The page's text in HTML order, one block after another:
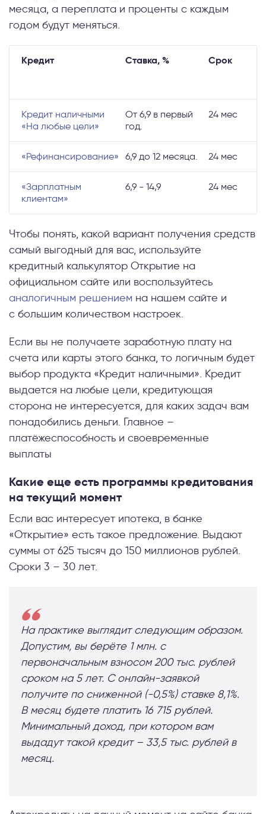
месяца, а переплата и проценты с каждым
годом будут меняться.
Кредит Ставка, % Срок
Кредит наличными
«На любые цели»
От 6,9 в первый
год.
24 мес
«Рефинансирование» 6,9 до 12 месяца. 24 мес
«Зарплатным
клиентам»
6,9 - 14,9 24 мес
Чтобы понять, какой вариант получения средств
самый выгодный для вас, используйте
кредитный калькулятор Открытие на
официальном сайте или воспользуйтесь
аналогичным решением на нашем сайте и
с большим количеством настроек.
Если вы не получаете заработную плату на
счета или карты этого банка, то логичным будет
выбор продукта «Кредит наличными». Кредит
выдается на любые цели, кредитующая
сторона не интересуется, для каких задач вам
понадобились деньги. Главное –
платёжеспособность и своевременные
выплаты
Какие еще есть программы кредитования
на текущий момент
Если вас интересует ипотека, в банке
«Открытие» есть такое предложение. Выдают
суммы от 625 тысяч до 150 миллионов рублей.
Сроки 3 – 30 лет.
На практике выглядит следующим образом.
Допустим, вы берёте 1 млн. с
первоначальным взносом 200 тыс. рублей
сроком на 5 лет. С онлайн-заявкой
получите по сниженной (-0,5%) ставке 8,1%.
В месяц будете платить 16 715 рублей.
Минимальный доход, при котором вам
выдадут такой кредит – 33,5 тыс. рублей в
месяц.